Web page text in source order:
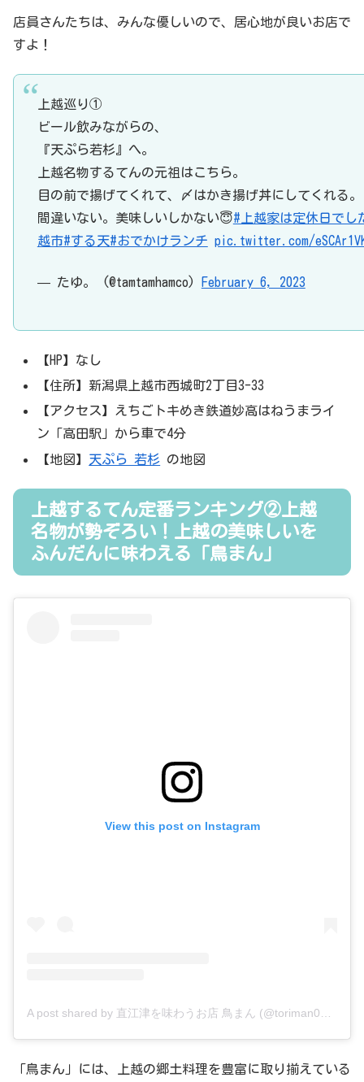
店員さんたちは、みんな優しいので、居心地が良いお店で
すよ！
上越巡り①
ビール飲みながらの、
『天ぷら若杉』へ。
上越名物するてんの元祖はこちら。
目の前で揚げてくれて、〆はかき揚げ丼にしてくれる。
間違いない。美味しいしかない😇#上越家は定休日でし
越市#する天#おでかけランチ pic.twitter.com/
— たゆ。 (@tamtamhamco) February 6, 2023
【HP】なし
【住所】新潟県上越市西城町2丁目3-33
【アクセス】えちごトキめき鉄道妙高はねうまライ
ン「高田駅」から車で4分
【地図】 天ぷら 若杉 の地図
上越するてん定番ランキング②上越
名物が勢ぞろい！上越の美味しいを
ふんだんに味わえる「鳥まん」
View this post on Instagram
「鳥まん」には、上越の郷土料理を豊富に取り揃えている